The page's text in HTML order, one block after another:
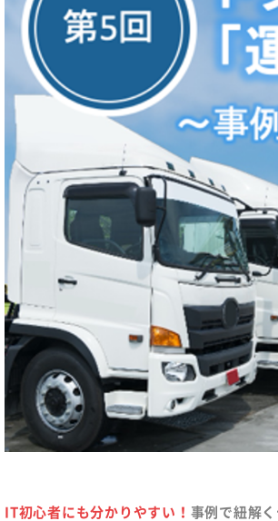
IT初心者にも分かりやすい！ 事例で紐解